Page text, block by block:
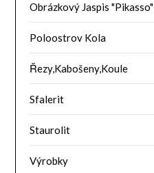
Obrázkový Jaspis "Pikasso"
Poloostrov Kola
Řezy,Kabošeny,Koule
Sfalerit
Staurolit
Výrobky